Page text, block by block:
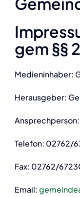
gem §§
Medieninhaber:
Herausgeber:
Telefon: 02762/
Fax: 02762/
Email: